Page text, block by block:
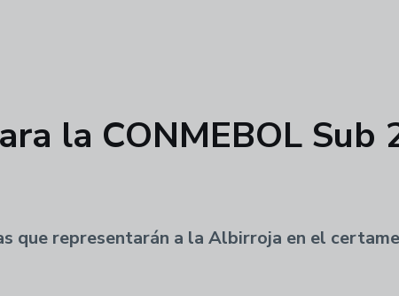
la CONMEBOL Sub
que representarán a la Albirroja en el